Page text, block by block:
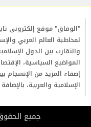
"الوفاق" موقع إلكتروني
لمخاطبة العالم العربي
والتقارب بين الدول
المواضيع السياسية،
إضفاء المزيد من الإنسجام
الإسلامية والعربية،
جمیع